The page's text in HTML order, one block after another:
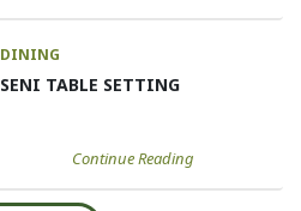
DINING
SENI TABLE SETTING
Continue Reading